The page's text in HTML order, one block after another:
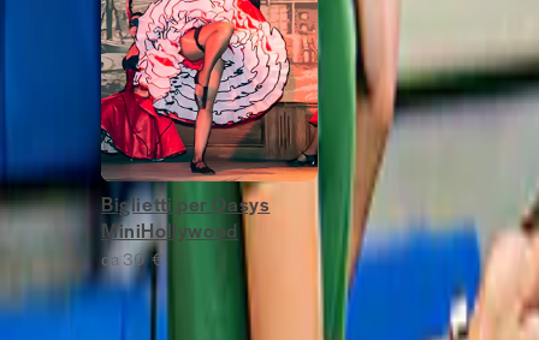
Biglietti per Oasys
MiniHollywood
da 30 €